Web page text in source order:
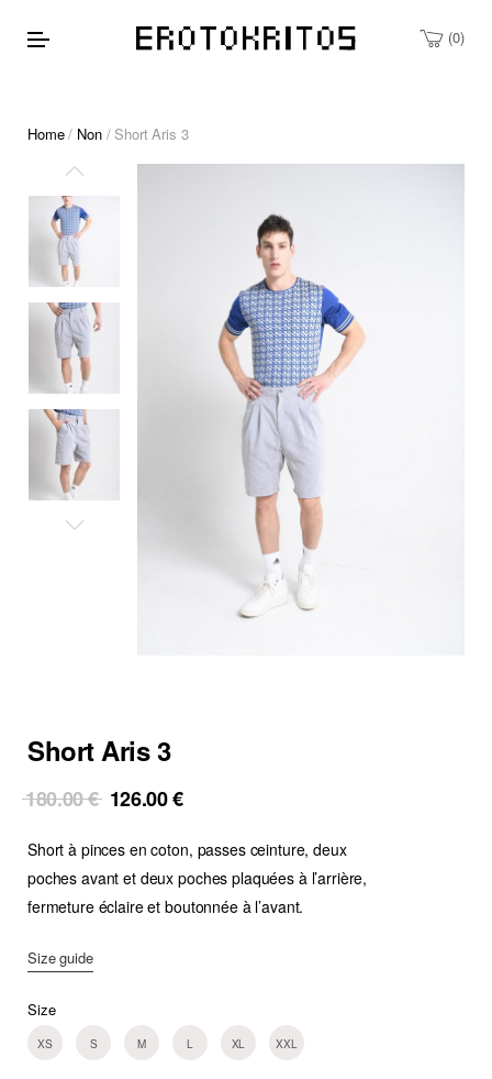
0
Home/ Non/ Short Aris 3
Short Aris 3
180.00€ Original
was:
180.00 €.
126.00€
is:
126.00 €.
Short à pinces en coton, passes ceinture, deux
poches avant et deux poches plaquées à l’arrière,
fermeture éclaire et boutonnée à l’avant.
Size guide
Size
XS S M L XL XXL